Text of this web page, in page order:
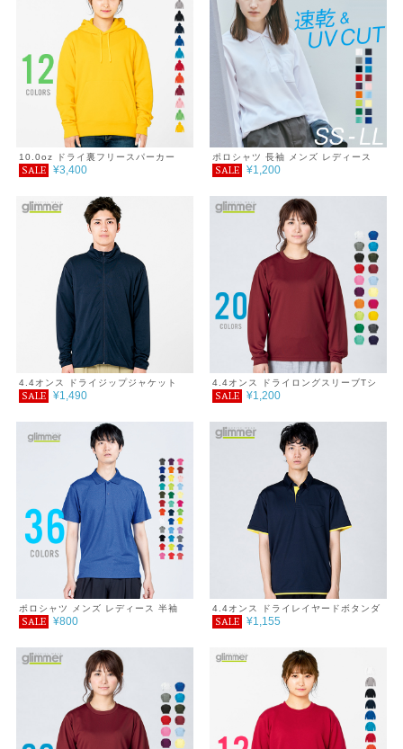
10.0oz ドライ裏フリースパーカー
SALE ¥3,400
ポロシャツ 長袖 メンズ レディース
無地 吸汗 速乾 ドライ ポロシャツ ポ
紫外線対策 UVカット クールビズ 通
学 通勤 ゴルフ 服 4.4オンス
SALE ¥1,200
4.4オンス ドライジップジャケット
4L
SALE ¥1,490
4.4オンス ドライロングスリーブTシ
ャツ 3L～5L
SALE ¥1,200
ポロシャツ メンズ レディース 半袖
4.4オンス ドライポロシャツ
SALE ¥800
4.4オンス ドライレイヤードボタンダ
ウンポロシャツ 3L～5L
SALE ¥1,155